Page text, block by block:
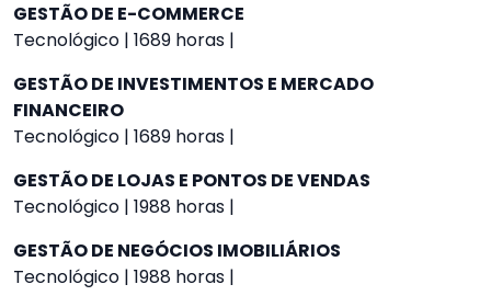
GESTÃO DE E-COMMERCE
Tecnológico | 1689 horas |
GESTÃO DE INVESTIMENTOS E MERCADO
FINANCEIRO
Tecnológico | 1689 horas |
GESTÃO DE LOJAS E PONTOS DE VENDAS
Tecnológico | 1988 horas |
GESTÃO DE NEGÓCIOS IMOBILIÁRIOS
Tecnológico | 1988 horas |